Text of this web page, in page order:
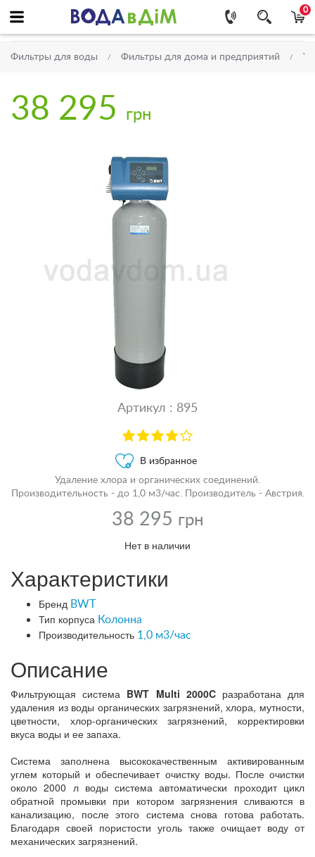
0
Фильтры для воды Фильтры для дома и предприятий
38 295 грн
Артикул : 895
В избранное
Удаление хлора и органических соединений.
Производительность - до 1,0 м3/час. Производитель - Австрия.
38 295 грн
Нет в наличии
Характеристики
Бренд BWT
Тип корпуса Колонна
Производительность 1,0 м3/час
Описание
Фильтрующая система BWT Multi 2000Cразработана для
удаления из воды органических загрязнений, хлора, мутности,
цветности, хлор-органических загрязнений, корректировки
вкуса воды и ее запаха.
Система заполнена высококачественным активированным
углем который и обеспечивает очистку воды. После очистки
около 2000 л воды система автоматически проходит цикл
обратной промывки при котором загрязнения сливаются в
канализацию, после этого система снова готова работать.
Благодаря своей пористости уголь также очищает воду от
механических загрязнений.